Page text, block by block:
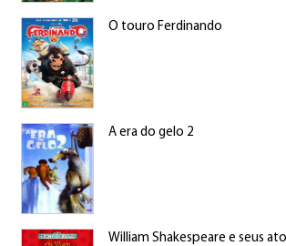
O touro Ferdinando
A era do gelo 2
William Shakespeare e seus